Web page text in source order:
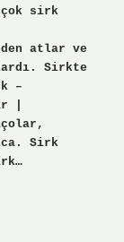
sirk
atlar ve
Sirkte
–
|
Sirk